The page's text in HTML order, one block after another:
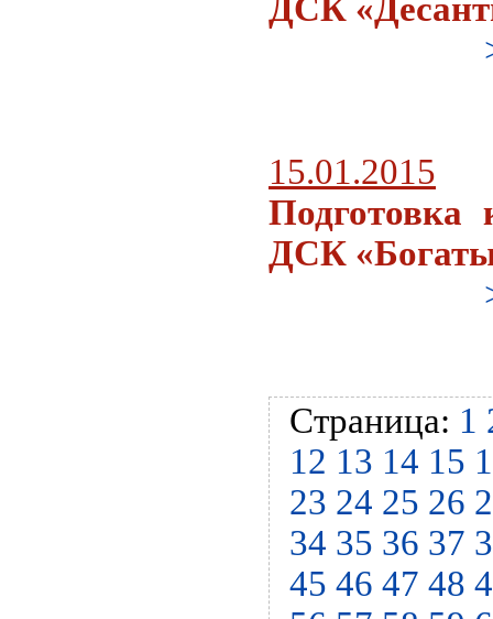
ДСК
15.01.2015
Подготовка
ДСК
Страница: 1
12 13 14 15
23 24 25 26
34 35 36 37
45 46 47 48